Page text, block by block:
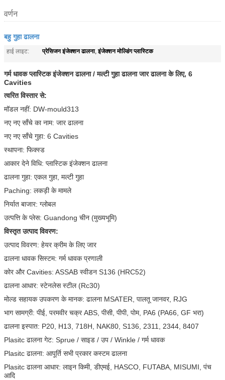
वर्णन
बहु गुहा ढालना
हाई लाइट: प्रेसिजन इंजेक्शन ढालना,इंजेक्शन मोल्डिंग प्लास्टिक
गर्म धावक प्लास्टिक इंजेक्शन ढालना / मल्टी गुहा ढालना जार ढालना के लिए, 6
Cavities
त्वरित विस्तार से:
मॉडल नहीं: DW-mould313
नए नए साँचे का नाम: जार ढालना
नए नए साँचे गुहा: 6 Cavities
स्थापना: फिक्स्ड
आकार देने विधि: प्लास्टिक इंजेक्शन ढालना
ढालना गुहा: एकल गुहा, मल्टी गुहा
Paching: लकड़ी के मामले
निर्यात बाजार: ग्लोबल
उत्पत्ति के प्लेस: Guandong चीन (मुख्यभूमि)
विस्तृत उत्पाद विवरण:
उत्पाद विवरण: हेयर क्रीम के लिए जार
ढालना धावक सिस्टम: गर्म धावक प्रणाली
कोर और Cavities: ASSAB स्वीडन S136 (HRC52)
ढालना आधार: स्टेनलेस स्टील (Rc30)
मोल्ड सहायक उपकरण के मानक: ढालना MSATER, पालतू जानवर, RJG
भाग सामग्री: पीई, परमवीर चक्र ABS, पीसी, पीपी, पोम, PA6 (PA66, GF भरा)
ढालना इस्पात: P20, H13, 718H, NAK80, S136, 2311, 2344, 8407
Plasitc ढालना गेट: Sprue / साइड / उप / Winkle / गर्म धावक
Plasitc ढालना: आपूर्ति सभी प्रकार कस्टम ढालना
Plasitc ढालना आधार: लाइन किमी, डीएमई, HASCO, FUTABA, MISUMI, पंच
आदि